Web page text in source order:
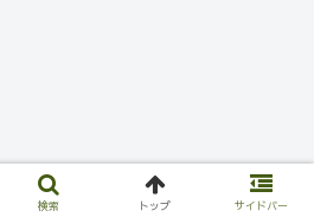
検索 トップ サイドバー